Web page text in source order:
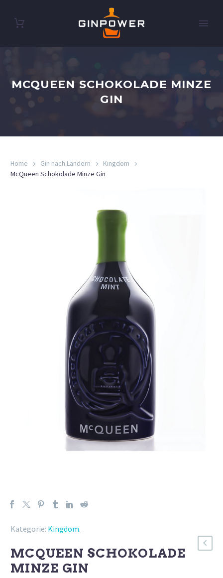
MCQUEEN SCHOKOLADE MINZE
GIN
Home Gin nach Ländern
Kingdom
McQueen Schokolade Minze Gin
Kategorie: Kingdom.
MCQUEEN SCHOKOLADE
MINZE GIN